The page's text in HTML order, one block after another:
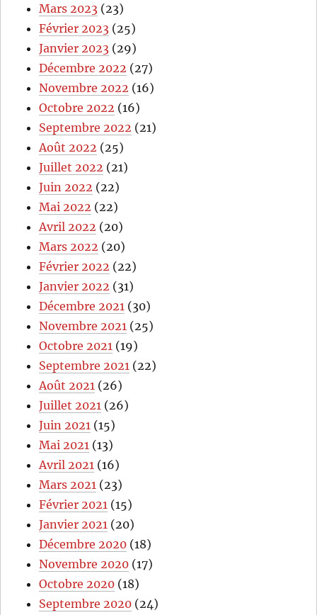
Mars 2023 (23)
Février 2023 (25)
Janvier 2023 (29)
Décembre 2022 (27)
Novembre 2022 (16)
Octobre 2022 (16)
Septembre 2022 (21)
Août 2022 (25)
Juillet 2022 (21)
Juin 2022 (22)
Mai 2022 (22)
Avril 2022 (20)
Mars 2022 (20)
Février 2022 (22)
Janvier 2022 (31)
Décembre 2021 (30)
Novembre 2021 (25)
Octobre 2021 (19)
Septembre 2021 (22)
Août 2021 (26)
Juillet 2021 (26)
Juin 2021 (15)
Mai 2021 (13)
Avril 2021 (16)
Mars 2021 (23)
Février 2021 (15)
Janvier 2021 (20)
Décembre 2020 (18)
Novembre 2020 (17)
Octobre 2020 (18)
Septembre 2020 (24)